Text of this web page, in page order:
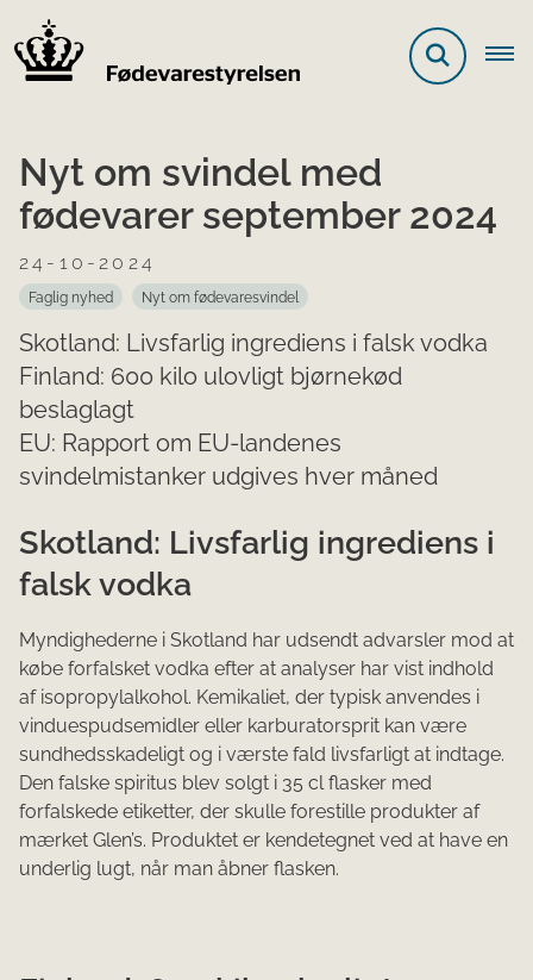
Nyt om svindel med
fødevarer september 2024
24-10-2024
Faglig nyhed Nyt om fød​evaresvindel
Skotland: Livsfarlig ingrediens i falsk vodka
Finland: 600 kilo ulovligt bjørnekød
beslaglagt
EU: Rapport om EU-landenes
svindelmistanker udgives hver måned
Skotland: Livsfarlig ingrediens i
falsk vodka
Myndighederne i Skotland har udsendt advarsler mod at
købe forfalsket vodka efter at analyser har vist indhold
af isopropylalkohol. Kemikaliet, der typisk anvendes i
vinduespudsemidler eller karburatorsprit kan være
sundhedsskadeligt og i værste fald livsfarligt at indtage.
Den falske spiritus blev solgt i 35 cl flasker med
forfalskede etiketter, der skulle forestille produkter af
mærket Glen’s. Produktet er kendetegnet ved at have en
underlig lugt, når man åbner flasken.